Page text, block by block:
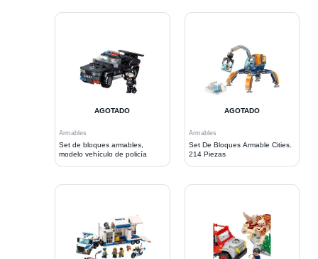
AGOTADO
Armables
Set de bloques armables,
modelo vehículo de policía
AGOTADO
Armables
Set De Bloques Armable Cities.
214 Piezas